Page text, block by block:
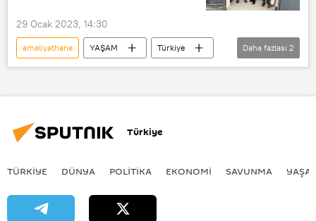
29 Ocak 2023, 14:30
ameliyathane YAŞAM
Türkiye
İstanbul
Hayvan
Daha fazlası 2
Türkiye
TÜRKIYE DÜNYA POLİTİKA EKONOMİ SAVUNMA